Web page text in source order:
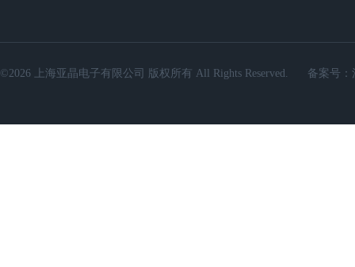
©2026 上海亚晶电子有限公司 版权所有 All Rights Reserved. 备案号：